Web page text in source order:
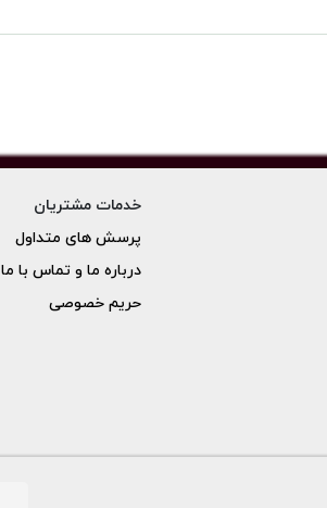
خدمات مشتریان
پرسش های متداول
درباره ما و تماس با ما
حریم خصوصی